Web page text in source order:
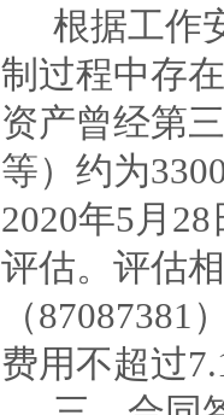
根据工作
制过程中存
资产曾经第
等）约为3
2020年5月28
评估。评估
（87087381
费用不超过